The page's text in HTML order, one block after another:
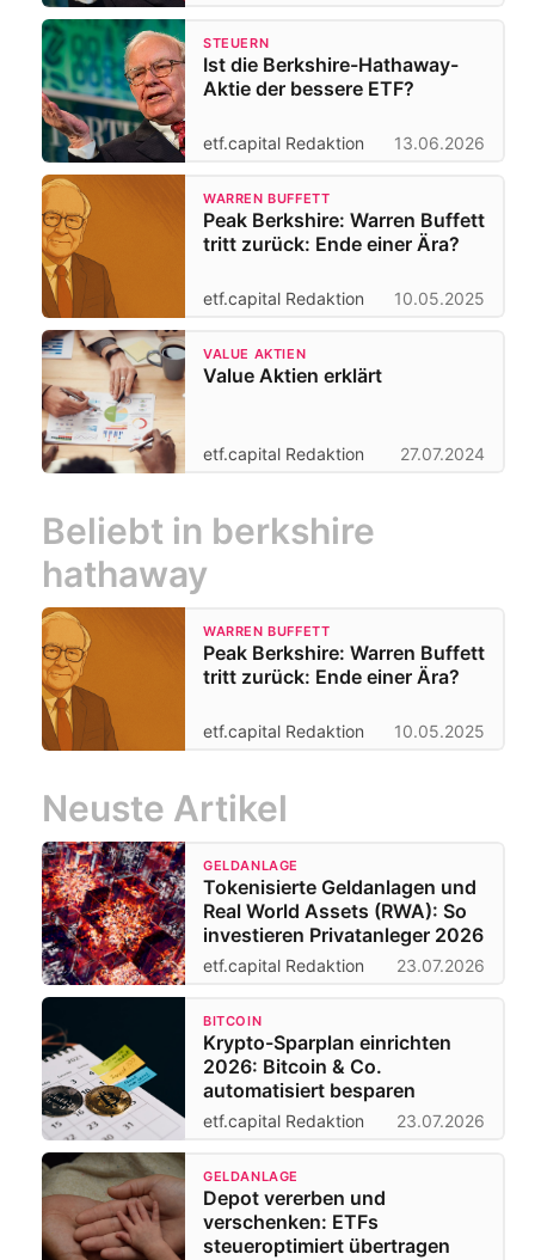
STEUERN
Ist die Berkshire-Hathaway-
Aktie der bessere ETF?
etf.capital Redaktion 13.06.2026
WARREN BUFFETT
Peak Berkshire: Warren Buffett
tritt zurück: Ende einer Ära?
etf.capital Redaktion 10.05.2025
VALUE AKTIEN
Value Aktien erklärt
etf.capital Redaktion 27.07.2024
Beliebt in berkshire
hathaway
WARREN BUFFETT
Peak Berkshire: Warren Buffett
tritt zurück: Ende einer Ära?
etf.capital Redaktion 10.05.2025
Neuste Artikel
GELDANLAGE
Tokenisierte Geldanlagen und
Real World Assets (RWA): So
investieren Privatanleger 2026
etf.capital Redaktion 23.07.2026
BITCOIN
Krypto-Sparplan einrichten
2026: Bitcoin & Co.
automatisiert besparen
etf.capital Redaktion 23.07.2026
GELDANLAGE
Depot vererben und
verschenken: ETFs
steueroptimiert übertragen